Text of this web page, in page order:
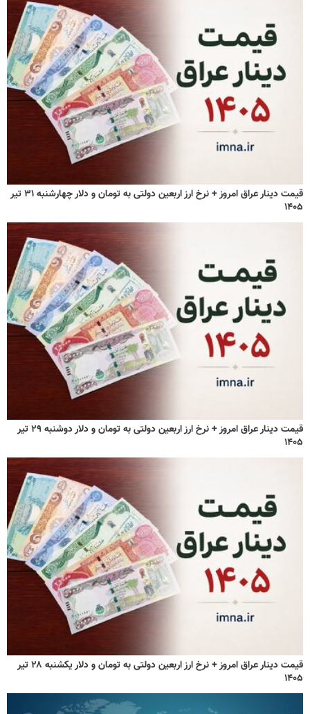
قیمت دینار عراق امروز + نرخ ارز اربعین دولتی به تومان و دلار چهارشنبه ۳۱ تیر
۱۴۰۵
قیمت دینار عراق امروز + نرخ ارز اربعین دولتی به تومان و دلار دوشنبه ۲۹ تیر
۱۴۰۵
قیمت دینار عراق امروز + نرخ ارز اربعین دولتی به تومان و دلار یکشنبه ۲۸ تیر
۱۴۰۵